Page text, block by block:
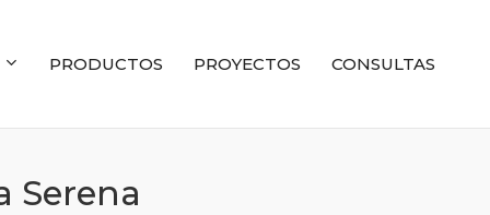
PRODUCTOS PROYECTOS CONSULTAS
Serena